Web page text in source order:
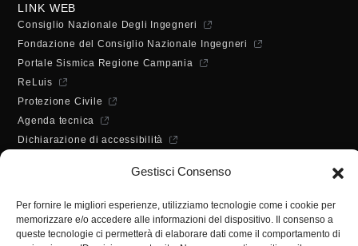
Gestisci Consenso
Per fornire le migliori esperienze, utilizziamo tecnologie come i cookie per
memorizzare e/o accedere alle informazioni del dispositivo. Il consenso a
queste tecnologie ci permetterà di elaborare dati come il comportamento di
LINK WEB
Consiglio Nazionale Degli Ingegneri
Fondazione del Consiglio Nazionale Ingegneri
Portale Sismica Regione Campania
ReLuis
Protezione Civile
Agenda tecnica
Dichiarazione di accessibilità
Lunedì - Mercoledì - Venerdì:
Martedì - Giovedì:
10:00 - 12:00 / 14:30 - 16:30